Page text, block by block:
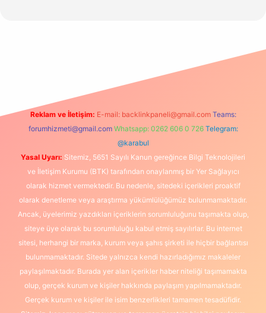
Reklam ve İletişim: E-mail: backlinkpaneli@gmail.com Teams:
forumhizmeti@gmail.com Whatsapp: 0262 606 0 726 Telegram:
@karabul
Yasal Uyarı: Sitemiz, 5651 Sayılı Kanun gereğince Bilgi Teknolojileri
ve İletişim Kurumu (BTK) tarafından onaylanmış bir Yer Sağlayıcı
olarak hizmet vermektedir. Bu nedenle, sitedeki içerikleri proaktif
olarak denetleme veya araştırma yükümlülüğümüz bulunmamaktadır.
Ancak, üyelerimiz yazdıkları içeriklerin sorumluluğunu taşımakta olup,
siteye üye olarak bu sorumluluğu kabul etmiş sayılırlar. Bu internet
sitesi, herhangi bir marka, kurum veya şahıs şirketi ile hiçbir bağlantısı
bulunmamaktadır. Sitede yalnızca kendi hazırladığımız makaleler
paylaşılmaktadır. Burada yer alan içerikler haber niteliği taşımamakta
olup, gerçek kurum ve kişiler hakkında paylaşım yapılmamaktadır.
Gerçek kurum ve kişiler ile isim benzerlikleri tamamen tesadüfidir.